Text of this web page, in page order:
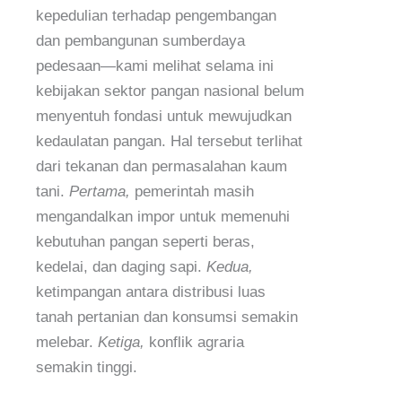
kepedulian terhadap pengembangan
dan pembangunan sumberdaya
pedesaan—kami melihat selama ini
kebijakan sektor pangan nasional belum
menyentuh fondasi untuk mewujudkan
kedaulatan pangan. Hal tersebut terlihat
dari tekanan dan permasalahan kaum
tani. Pertama, pemerintah masih
mengandalkan impor untuk memenuhi
kebutuhan pangan seperti beras,
kedelai, dan daging sapi. Kedua,
ketimpangan antara distribusi luas
tanah pertanian dan konsumsi semakin
melebar. Ketiga, konflik agraria
semakin tinggi.